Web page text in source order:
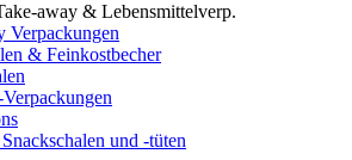
away & Lebensmittelverp.
Verpackungen
& Feinkostbecher
und -tüten